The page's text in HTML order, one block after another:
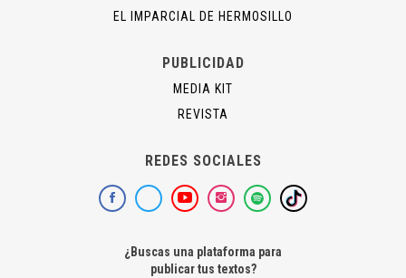
EL IMPARCIAL DE HERMOSILLO
PUBLICIDAD
MEDIA KIT
REVISTA
REDES SOCIALES
¿Buscas una plataforma para
publicar tus textos?